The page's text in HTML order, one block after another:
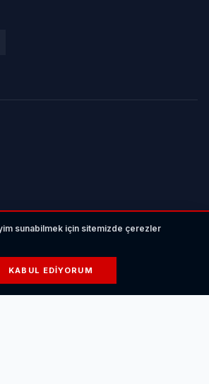
sunabilmek için sitemizde çerezler
KABUL EDIYORUM